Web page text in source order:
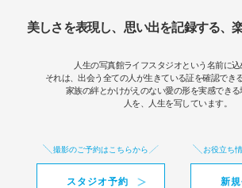
美しさを表現し、思い出を記録する、
人生の写真館ライフスタジオという名前に込
それは、出会う全ての人が生きている証を確認でき
家族の絆とかけがえのない愛の形を実感できる
人を、人生を写しています。
撮影のご予約はこちらから
スタジオ予約
お役立ち
新